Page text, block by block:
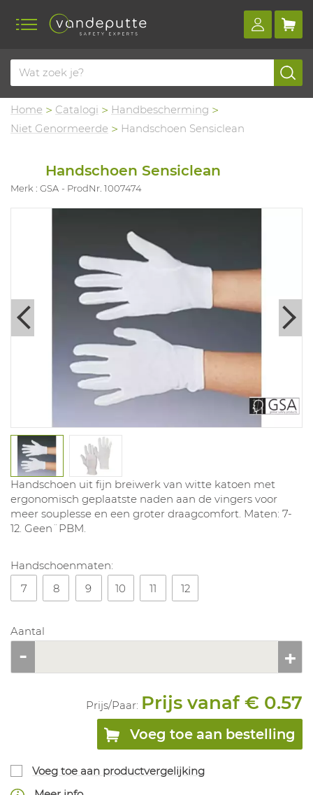
Home Catalogi
Handbescherming
Niet Genormeerde
Handschoen Sensiclean
Handschoen Sensiclean
Merk : GSA ProdNr. 1007474
Handschoen uit fijn breiwerk van witte katoen met
ergonomisch geplaatste naden aan de vingers voor
meer souplesse en een groter draagcomfort. Maten: 7-
12. Geen¨PBM.
Handschoenmaten:
7
8 9 10 11 12
Aantal
Prijs/Paar: Prijs vanaf € 0.57
Voeg toe aan bestelling
Voeg toe aan productvergelijking